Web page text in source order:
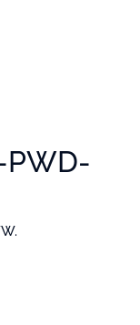
PWD-